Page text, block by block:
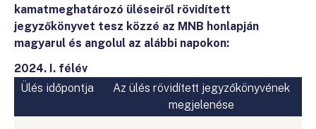
kamatmeghatározó üléseiről rövidített
jegyzőkönyvet tesz közzé az MNB honlapján
magyarul és angolul az alábbi napokon:
2024. I. félév
Ülés időpontja
Az ülés rövidített jegyzőkönyvének
megjelenése